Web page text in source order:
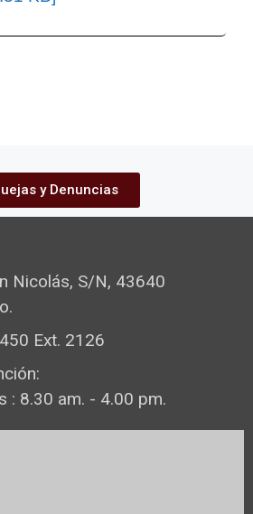
y Denuncias
Nicolás, S/N, 43640
Ext. 2126
: 8.30 am. - 4.00 pm.